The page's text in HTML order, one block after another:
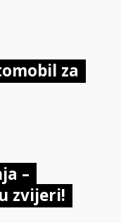
za
–
zvijeri!